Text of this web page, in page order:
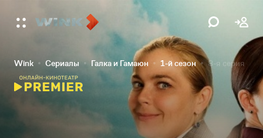
Wink Сериалы Галка и Гамаюн 1-й сезон 8-я серия